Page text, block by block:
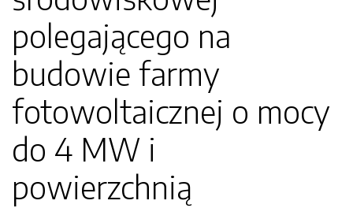
polegającego na
budowie farmy
fotowoltaicznej o mocy
do 4 MW i
powierzchnią